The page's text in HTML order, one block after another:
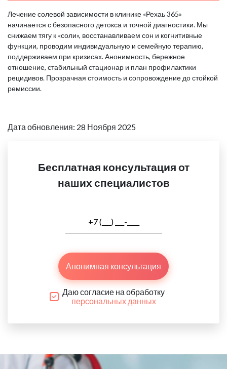
Лечение солевой зависимости в клинике «Рехаь 365»
начинается с безопасного детокса и точной диагностики. Мы
снижаем тягу к «соли», восстанавливаем сон и когнитивные
функции, проводим индивидуальную и семейную терапию,
поддерживаем при кризисах. Анонимность, бережное
отношение, стабильный стационар и план профилактики
рецидивов. Прозрачная стоимость и сопровождение до стойкой
ремиссии.
Дата обновления: 28 Ноября 2025
Бесплатная консультация от
наших специалистов
Анонимная консультация
Даю согласие на обработку
персональных данных